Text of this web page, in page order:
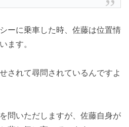
ーに乗車した時、佐藤は位置情
ます。
されて尋問されているんですよ
問いただしますが、佐藤自身が